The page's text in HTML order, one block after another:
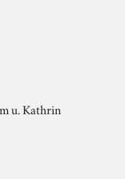
u. Kathrin